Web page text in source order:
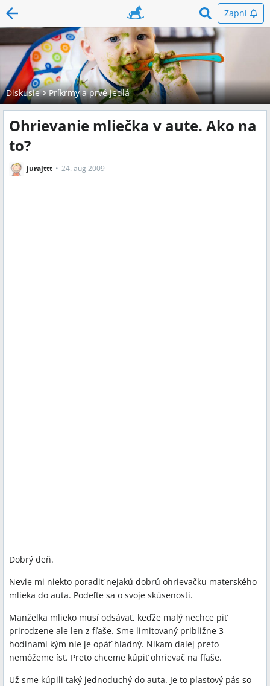
Zapni
Diskusie Príkrmy a prvé jedlá
Ohrievanie mliečka v aute. Ako na
to?
jurajttt 24. aug 2009
Dobrý deň.
Nevie mi niekto poradiť nejakú dobrú ohrievačku materského
mlieka do auta. Podeľte sa o svoje skúsenosti.
Manželka mlieko musí odsávať, keďže malý nechce piť
prirodzene ale len z fľaše. Sme limitovaný približne 3
hodinami kým nie je opäť hladný. Nikam ďalej preto
nemôžeme ísť. Preto chceme kúpiť ohrievač na fľaše.
Už sme kúpili taký jednoduchý do auta. Je to plastový pás so